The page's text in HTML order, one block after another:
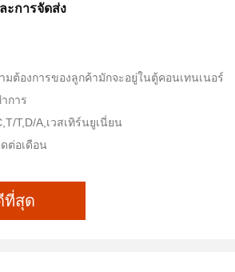
ะการจัดส่ง
มต้องการของลูกค้ามักจะอยู่ในตู้คอนเทนเนอร์
การ
T,D/A,เวสเทิร์นยูเนี่ยน
ต่อเดือน
ที่สุด